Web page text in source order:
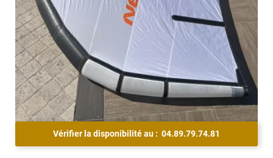
Vérifier la disponibilité au : 04.89.79.74.81